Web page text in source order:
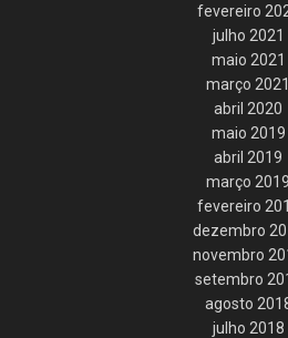
fevereiro
julho 2021
maio 2021
março 2021
abril 2020
maio 2019
abril 2019
março 2019
fevereiro
dezembro
novembro
setembro
agosto
julho 2018